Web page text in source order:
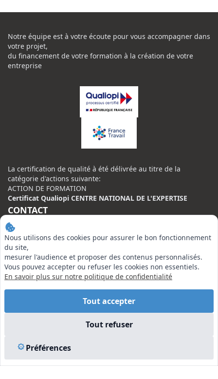
Nous utilisons des cookies pour assurer le bon fonctionnement
du site,
mesurer l'audience et proposer des contenus personnalisés.
Vous pouvez accepter ou refuser les cookies non essentiels.
En savoir plus sur notre politique de confidentialité
Tout accepter
Tout refuser
Préférences
Notre équipe est à votre écoute pour vous accompagner dans
votre projet,
du financement de votre formation à la création de votre
entreprise
La certification de qualité à été délivrée au titre de la
catégorie d'actions suivante:
ACTION DE FORMATION
Certificat Qualiopi CENTRE NATIONAL DE L'EXPERTISE
CONTACT
Centre National de l’Expertise (CNE)
20 rue Henri Regnault, 75008 Paris
N°VERT : 0800 00 80 89
EN SAVOIR PLUS
Vu à la Télé
Plan du site